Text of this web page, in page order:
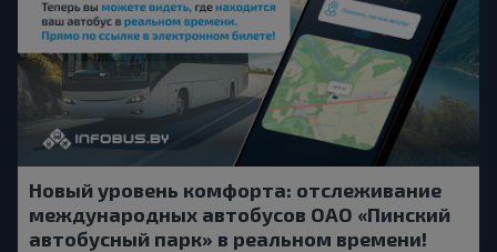
Новый уровень комфорта: отслеживание
международных автобусов ОАО «Пинский
автобусный парк» в реальном времени!